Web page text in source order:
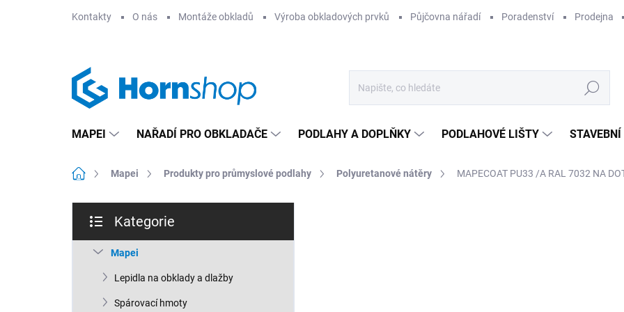
Kontakty O nás Montáže obkladů Výroba obkladových prvků Půjčovna nářadí Poradenství Prodejna
Hledat
MAPEI NAŘADÍ PRO OBKLADAČE PODLAHY A DOPLŇKY PODLAHOVÉ LIŠTY
Domů Mapei Produkty pro průmyslové podlahy Polyuretanové nátěry MAPECOAT PU33 /A RAL 7032 NA
s
kategorie
Kategorie
Mapei
Lepidla na obklady a dlažby
Spárovací hmoty